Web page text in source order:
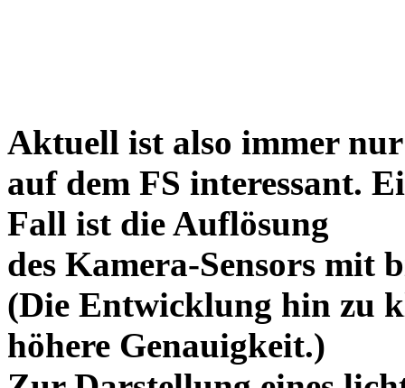
Aktuell ist also immer
auf dem FS interessant.
Fall ist die Auflösung
des Kamera-Sensors mit
(Die Entwicklung hin zu
höhere Genauigkeit.)